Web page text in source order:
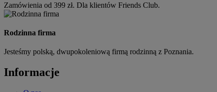
Zamówienia od 399 zł. Dla klientów Friends Club.
Rodzinna firma
Jesteśmy polską, dwupokoleniową firmą rodzinną z Poznania.
Informacje